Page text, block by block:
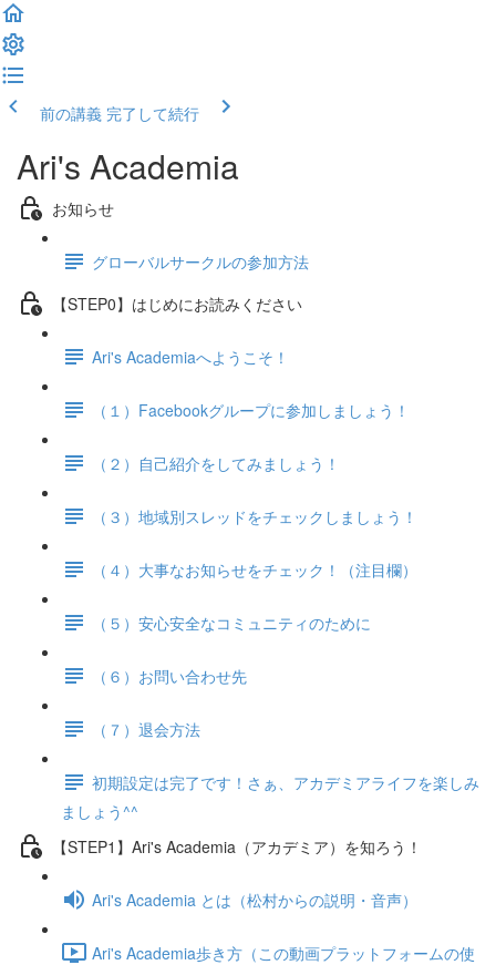
前の講義 完了して続行
Ari's Academia
お知らせ
グローバルサークルの参加方法
【STEP0】はじめにお読みください
Ari's Academiaへようこそ！
（１）Facebookグループに参加しましょう！
（２）自己紹介をしてみましょう！
（３）地域別スレッドをチェックしましょう！
（４）大事なお知らせをチェック！（注目欄）
（５）安心安全なコミュニティのために
（６）お問い合わせ先
（７）退会方法
初期設定は完了です！さぁ、アカデミアライフを楽しみ
ましょう^^
【STEP1】Ari's Academia（アカデミア）を知ろう！
Ari's Academia とは（松村からの説明・音声）
Ari's Academia歩き方（この動画プラットフォームの使